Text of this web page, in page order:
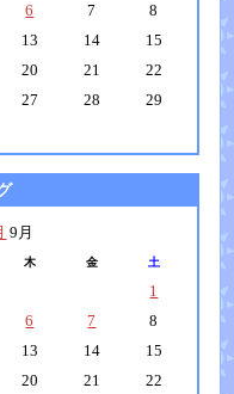
6 7
8
13 14
15
20 21
22
27 28
29
9月
木 金 土
1
6 7
8
13 14
15
20 21
22